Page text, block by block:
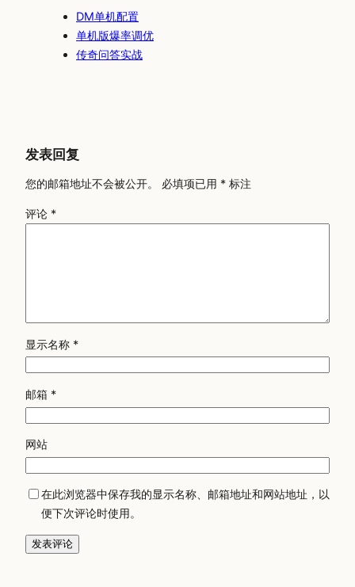
DM单机配置
单机版爆率调优
传奇问答实战
发表回复
您的邮箱地址不会被公开。 必填项已用 * 标注
评论 *
显示名称 *
邮箱 *
网站
在此浏览器中保存我的显示名称、邮箱地址和网站地址，以
便下次评论时使用。